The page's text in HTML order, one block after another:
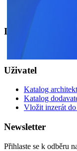
INZERCE
Uživatel
Katalog
Katalog
Vložit inzerát
Newsletter
Přihlaste se k odběru